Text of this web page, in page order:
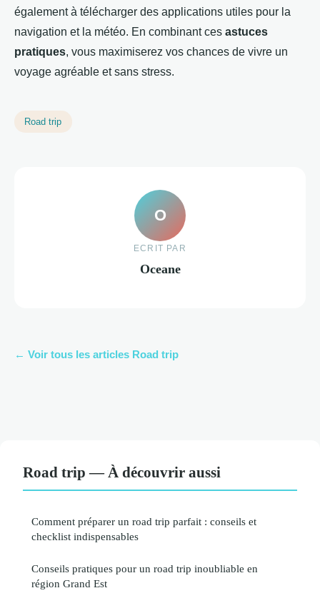
également à télécharger des applications utiles pour la
navigation et la météo. En combinant ces astuces
pratiques, vous maximiserez vos chances de vivre un
voyage agréable et sans stress.
Road trip
O
ECRIT PAR
Oceane
← Voir tous les articles Road trip
Road trip — À découvrir aussi
Comment préparer un road trip parfait : conseils et
checklist indispensables
Conseils pratiques pour un road trip inoubliable en
région Grand Est